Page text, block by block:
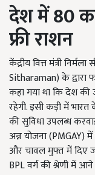
देश में 80
फ्री राशन
केंद्रीय वित्त मंत्री
Sitharaman) के
कहा गया था कि देश की
रहेगी. इसी कड़ी में
की सुविधा उपलब्ध
अन्न योजना (PMGAY)
और चावल मुफ्त में दिए
BPL वर्ग की श्रेणी में आने